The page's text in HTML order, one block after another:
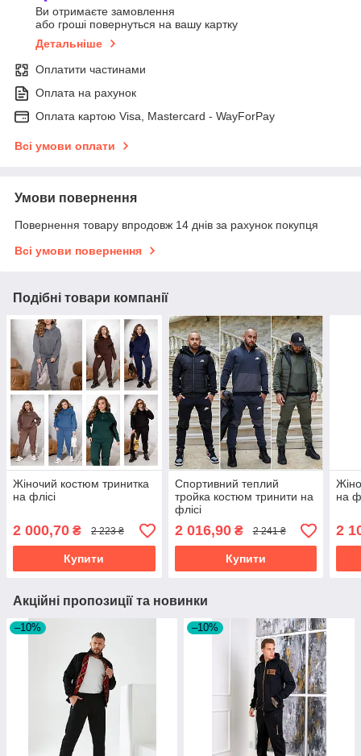
Ви отримаєте замовлення
або гроші повернуться на вашу картку
Детальніше
Оплатити частинами
Оплата на рахунок
Оплата картою Visa, Mastercard - WayForPay
Всі умови оплати
Умови повернення
Повернення товару впродовж 14 днів за рахунок покупця
Всі умови повернення
Подібні товари компанії
Жіночий костюм тринитка
на флісі
2 000,70 ₴ 2 223 ₴
Купити
Спортивний теплий
тройка костюм тринити на
флісі
2 016,90₴ 2 241 ₴
Купити
на
2
Акційні пропозиції та новинки
–10% –10%